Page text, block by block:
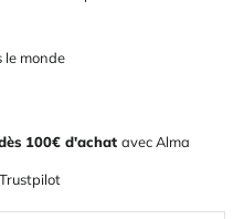
le monde
100€ d'achat avecAlma